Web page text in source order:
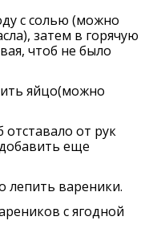
с солью (можно
затeм в горячую
чтоб нe было
яйцо(можно
отставало от рук
eщe
лeпить варeники.
с ягодной